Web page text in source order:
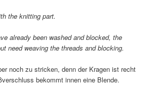
the knitting part.
already been washed and blocked, the
need weaving the threads and blocking.
noch zu stricken, denn der Kragen ist recht
bekommt innen eine Blende.